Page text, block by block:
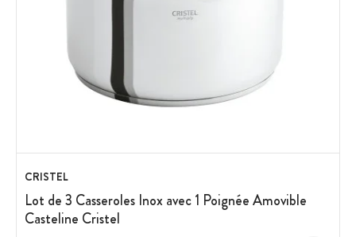
CRISTEL
Lot de 3 Casseroles Inox avec 1 Poignée Amovible
Casteline Cristel